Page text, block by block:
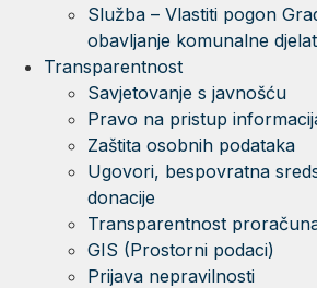
Služba – Vlastiti pogon
obavljanje komunalne
Transparentnost
Savjetovanje s javnošću
Pravo na pristup
Zaštita osobnih podataka
Ugovori, bespovratna
donacije
Transparentnost
GIS (Prostorni podaci)
Prijava nepravilnosti